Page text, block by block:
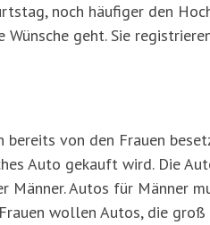
noch häufiger den
geht. Sie
von den Frauen
Auto gekauft wird. Die
Männer. Autos für Männer
wollen Autos, die